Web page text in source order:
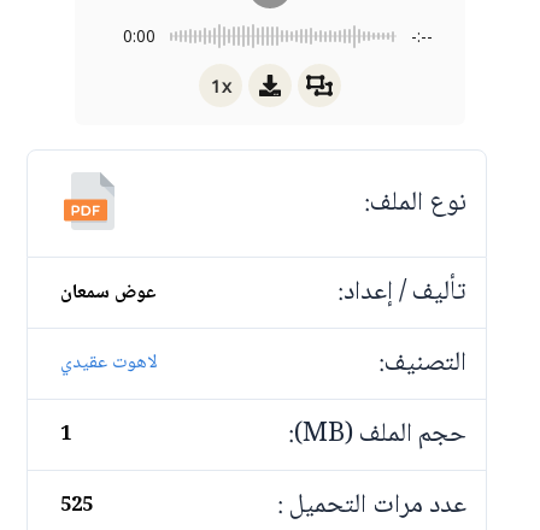
0:00 -:--
1x
نوع الملف:
تأليف / إعداد:
عوض سمعان
التصنيف: لاهوت عقيدي
حجم الملف (MB): 1
عدد مرات التحميل : 525